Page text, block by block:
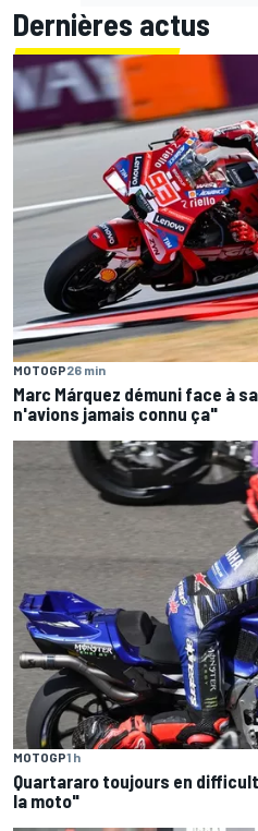
Dernières actus
MOTOGP26 min
Marc Márquez démuni face à
n'avions jamais connu ça"
MOTOGP1 h
Quartararo toujours en
la moto"